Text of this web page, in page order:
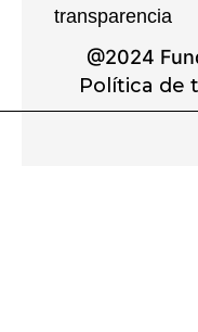
transparencia
@2024
Política de